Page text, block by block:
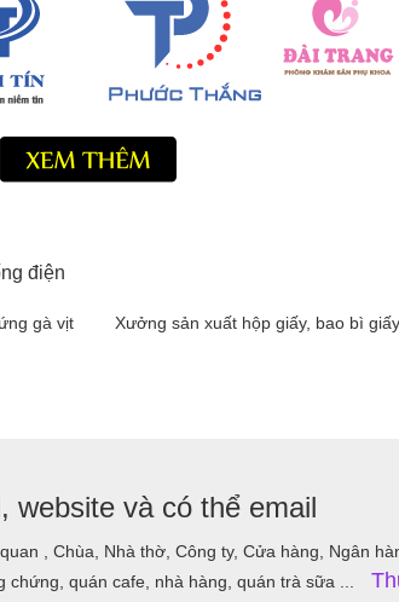
điện
gà vịt Xưởng sản xuất hộp giấy, bao bì giấy
website và có thể email
, Chùa, Nhà thờ, Công ty, Cửa hàng, Ngân
quán cafe, nhà hàng, quán trà sữa ...